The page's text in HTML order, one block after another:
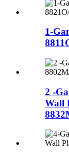
1-
2 -
Wall